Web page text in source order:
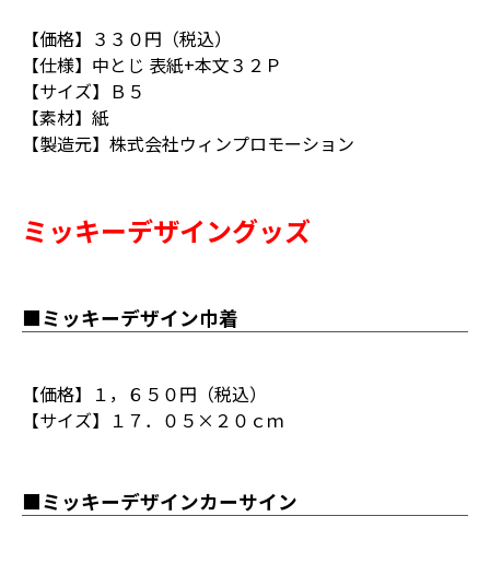
【価格】３３０円（税込）
【仕様】中とじ 表紙+本文３２Ｐ
【サイズ】Ｂ５
【素材】紙
【製造元】株式会社ウィンプロモーション
ミッキーデザイングッズ
■ミッキーデザイン巾着
【価格】１，６５０円（税込）
【サイズ】１７．０５×２０ｃｍ
■ミッキーデザインカーサイン